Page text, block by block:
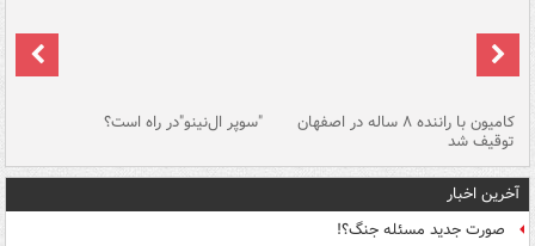
کامیون با راننده ۸ ساله در اصفهان
توقیف شد
"سوپر ال‌نینو"در راه است؟
آخرین اخبار
صورت جدید مسئله جنگ؟!